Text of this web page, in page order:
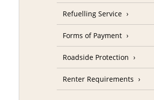
Refuelling Service
Forms of Payment
Roadside Protection
Renter Requirements